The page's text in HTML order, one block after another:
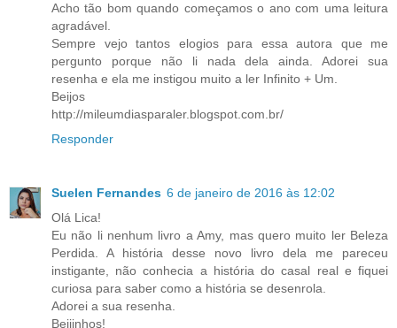
Acho tão bom quando começamos o ano com uma leitura
agradável.
Sempre vejo tantos elogios para essa autora que me
pergunto porque não li nada dela ainda. Adorei sua
resenha e ela me instigou muito a ler Infinito + Um.
Beijos
http://mileumdiasparaler.blogspot.com.br/
Responder
Suelen Fernandes 6 de janeiro de 2016 às 12:02
Olá Lica!
Eu não li nenhum livro a Amy, mas quero muito ler Beleza
Perdida. A história desse novo livro dela me pareceu
instigante, não conhecia a história do casal real e fiquei
curiosa para saber como a história se desenrola.
Adorei a sua resenha.
Beijinhos!